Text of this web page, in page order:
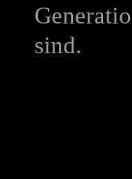
sind.